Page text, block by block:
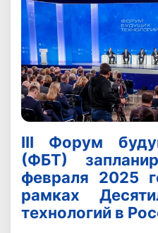
III Форум
(ФБТ)
февраля 2025
рамках
технологий в